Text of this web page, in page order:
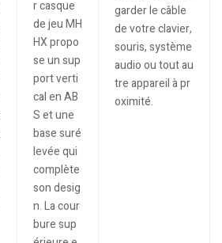
r casque
de jeu MH
HX propo
se un sup
port verti
cal en AB
S et une
base suré
levée qui
complète
son desig
n. La cour
bure sup
garder le câble
de votre clavier,
souris, système
audio ou tout au
tre appareil à pr
oximité.